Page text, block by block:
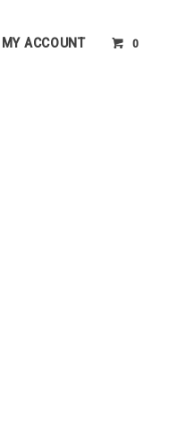
MY ACCOUNT 0